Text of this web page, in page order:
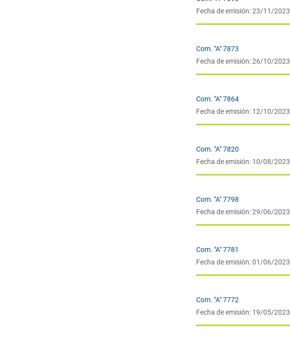
Fecha de emisión: 23/11/2023
Com. "A" 7873
Fecha de emisión: 26/10/2023
Com. "A" 7864
Fecha de emisión: 12/10/2023
Com. "A" 7820
Fecha de emisión: 10/08/2023
Com. "A" 7798
Fecha de emisión: 29/06/2023
Com. "A" 7781
Fecha de emisión: 01/06/2023
Com. "A" 7772
Fecha de emisión: 19/05/2023